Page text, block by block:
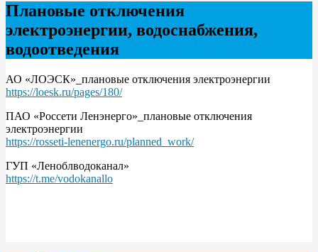
Плановые отключения
электроэнергии, водоснабжения,
водоотведения
АО «ЛОЭСК»_плановые отключения электроэнергии
https://loesk.ru/pages/180/
ПАО «Россети Ленэнерго»_плановые отключения
электроэнергии
https://rosseti-lenenergo.ru/planned_work/
ГУП «Леноблводоканал»
https://t.me/vodokanallo